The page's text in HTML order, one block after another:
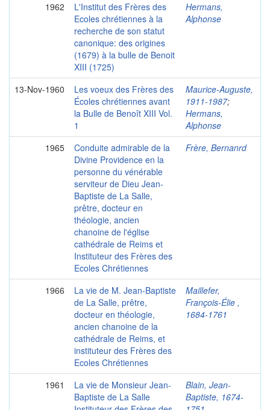
1962
L'Institut des Frères des
Ecoles chrétiennes à la
recherche de son statut
canonique: des origines
(1679) à la bulle de Benoit
XIII (1725)
Hermans,
Alphonse
13-Nov-1960
Les voeux des Frères des
Écoles chrétiennes avant
la Bulle de Benoît XIII Vol.
1
Maurice-Auguste,
1911-1987;
Hermans,
Alphonse
1965
Conduite admirable de la
Divine Providence en la
personne du vénérable
serviteur de Dieu Jean-
Baptiste de La Salle,
prêtre, docteur en
théologie, ancien
chanoine de l'église
cathédrale de Reims et
Instituteur des Frères des
Ecoles Chrétiennes
Frère, Bernanrd
1966
La vie de M. Jean-Baptiste
de La Salle, prêtre,
docteur en théologie,
ancien chanoine de la
cathédrale de Reims, et
instituteur des Frères des
Ecoles Chrétiennes
Maillefer,
François-Élie ,
1684-1761
1961
La vie de Monsieur Jean-
Baptiste de La Salle
Blain, Jean-
Baptiste, 1674-